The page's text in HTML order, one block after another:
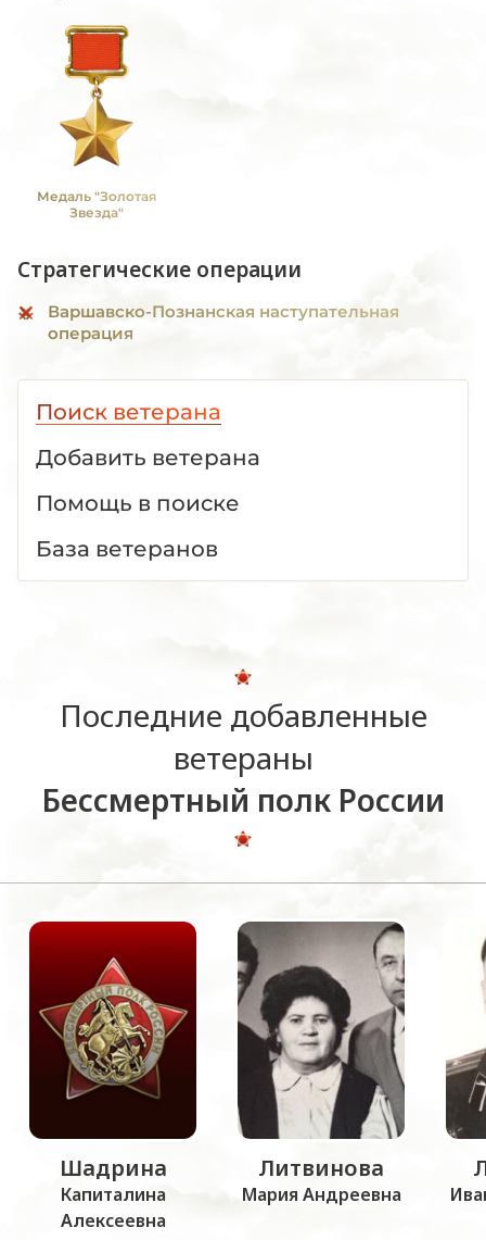
Медаль "Золотая
Звезда"
Стратегические операции
Варшавско-Познанская наступательная
операция
Поиск ветерана
Добавить ветерана
Помощь в поиске
База ветеранов
Последние добавленные
ветераны
Бессмертный полк России
Шадрина
Капиталина
Алексеевна
Литвинова
Мария Андреевна